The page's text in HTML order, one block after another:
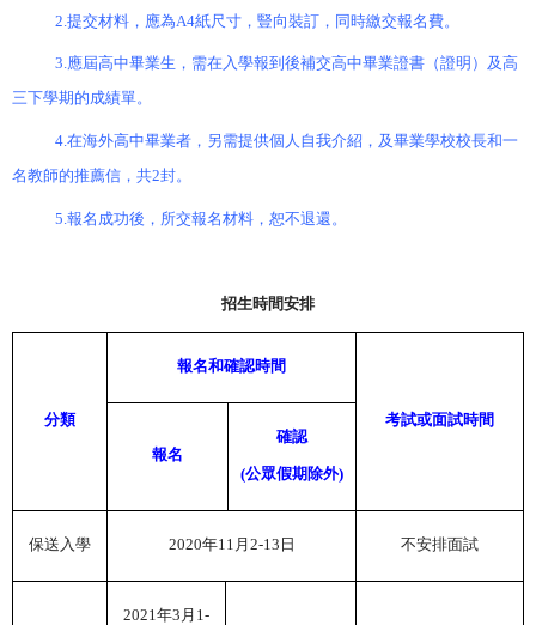
2.提交材料，應為A4紙尺寸，豎向裝訂，同時繳交報名費。
3.應屆高中畢業生，需在入學報到後補交高中畢業證書（證明）及高
三下學期的成績單。
4.在海外高中畢業者，另需提供個人自我介紹，及畢業學校校長和一
名教師的推薦信，共2封。
5.報名成功後，所交報名材料，恕不退還。
招生時間安排
分類
報名和確認時間
考試或面試時間
報名
確認
(公眾假期除外)
保送入學 2020年11 月 2-13 日 不安排面試
2021 年3 月 1-